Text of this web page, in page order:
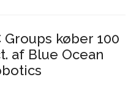
Groups køber 100
af Blue Ocean